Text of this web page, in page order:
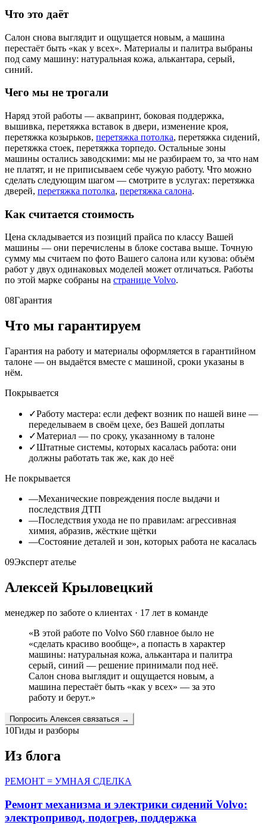
Что это даёт
Салон снова выглядит и ощущается новым, а машина
перестаёт быть «как у всех». Материалы и палитра выбраны
под саму машину: натуральная кожа, алькантара, серый,
синий.
Чего мы не трогали
Наряд этой работы — аквапринт, боковая поддержка,
вышивка, перетяжка вставок в двери, изменение кроя,
перетяжка козырьков, перетяжка потолка, перетяжка сидений,
перетяжка стоек, перетяжка торпедо. Остальные зоны
машины остались заводскими: мы не разбираем то, за что нам
не платят, и не приписываем себе чужую работу. Что можно
сделать следующим шагом — смотрите в услугах: перетяжка
дверей, перетяжка потолка, перетяжка салона.
Как считается стоимость
Цена складывается из позиций прайса по классу Вашей
машины — они перечислены в блоке состава выше. Точную
сумму мы считаем по фото Вашего салона или кузова: объём
работ у двух одинаковых моделей может отличаться. Работы
по этой марке собраны на странице Volvo.
08Гарантия
Что мы гарантируем
Гарантия на работу и материалы оформляется в гарантийном
талоне — он выдаётся вместе с машиной, сроки указаны в
нём.
Покрывается
✓Работу мастера: если дефект возник по нашей вине —
переделываем в своём цехе, без Вашей доплаты
✓Материал — по сроку, указанному в талоне
✓Штатные системы, которых касалась работа: они
должны работать так же, как до неё
Не покрывается
—Механические повреждения после выдачи и
последствия ДТП
—Последствия ухода не по правилам: агрессивная
химия, абразив, жёсткие щётки
—Состояние деталей и зон, которых работа не касалась
09Эксперт ателье
Алексей Крыловецкий
менеджер по заботе о клиентах · 17 лет в команде
«В этой работе по Volvo S60 главное было не
«сделать красиво вообще», а попасть в характер
машины: натуральная кожа, алькантара и палитра
серый, синий — решение принимали под неё.
Салон снова выглядит и ощущается новым, а
машина перестаёт быть «как у всех» — за это
работу и берут.»
Попросить Алексея связаться →
10Гиды и разборы
Из блога
РЕМОНТ = УМНАЯ СДЕЛКА
Ремонт механизма и электрики сидений Volvo:
электропривод, подогрев, поддержка